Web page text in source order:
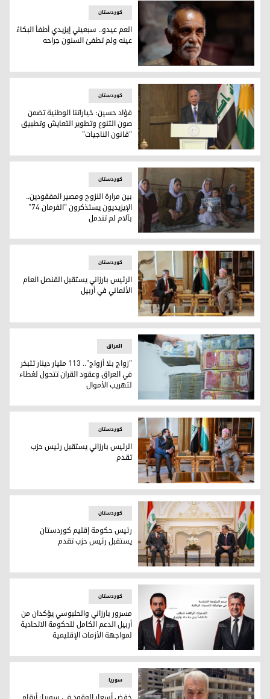
العم عيدو.. سبعيني إيزيدي أطفأ البكاءُ عينه ولم تطفئ
کوردستان
العم عيدو.. سبعيني إيزيدي أطفأ البكاءُ
عينه ولم تطفئ السنون جراحه
فؤاد حسين: خياراتنا الوطنية تضمن صون التنوع وتطوير
کوردستان
فؤاد حسين: خياراتنا الوطنية تضمن
صون التنوع وتطوير التعايش وتطبيق
"قانون الناجيات"
بين مرارة النزوح ومصير المفقودين.. الإيزيديون يستذكرون "الفرمان 74" بآلام
کوردستان
بين مرارة النزوح ومصير المفقودين..
الإيزيديون يستذكرون "الفرمان 74"
بآلام لم تندمل
الرئيس بارزاني يستقبل القنصل العام الألماني في أربيل
کوردستان
الرئيس بارزاني يستقبل القنصل العام
الألماني في أربيل
"زواج بلا أزواج".. 113 مليار دينار تتبخر في العراق وعقود القران تتحول لغطاء لتهريب الأموال
العراق
"زواج بلا أزواج".. 113 مليار دينار تتبخر
في العراق وعقود القران تتحول لغطاء
لتهريب الأموال
الرئيس بارزاني يستقبل رئيس حزب تقدم
کوردستان
الرئيس بارزاني يستقبل رئيس حزب
تقدم
رئيس حكومة إقليم كوردستان يستقبل رئيس حزب تقدم
کوردستان
رئيس حكومة إقليم كوردستان
يستقبل رئيس حزب تقدم
مسرور بارزاني والحلبوسي يؤكدان من أربيل الدعم الكامل
کوردستان
مسرور بارزاني والحلبوسي يؤكدان من
أربيل الدعم الكامل للحكومة الاتحادية
لمواجهة الأزمات الإقليمية
سوریا